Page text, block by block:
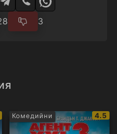
3
Комедийни
IMDb
4.5